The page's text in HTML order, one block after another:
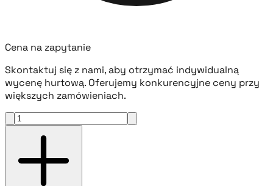
Cena na zapytanie
Skontaktuj się z nami, aby otrzymać indywidualną
wycenę hurtową. Oferujemy konkurencyjne ceny przy
większych zamówieniach.